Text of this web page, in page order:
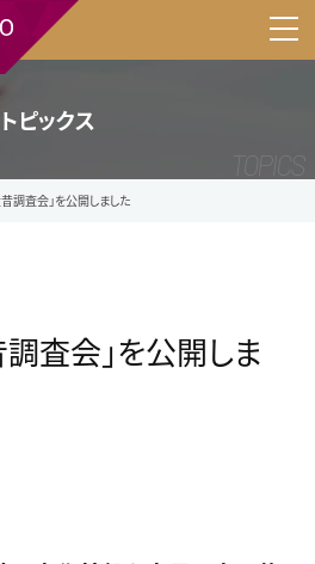
トピックス
調査会」を公開しました
査会」を公開しま